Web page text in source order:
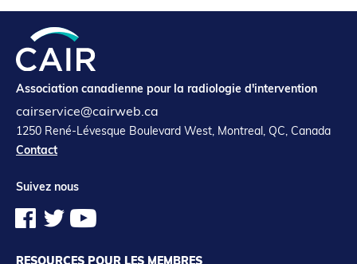
Association canadienne pour la radiologie d'intervention
cairservice@cairweb.ca
1250 René-Lévesque Boulevard West, Montreal, QC, Canada
Contact
Suivez nous
RESOURCES POUR LES MEMBRES